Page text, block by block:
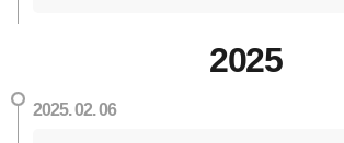
2025
2025. 02. 06